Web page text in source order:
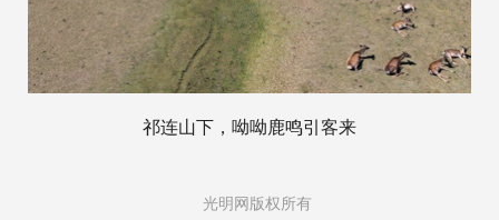
祁连山下，呦呦鹿鸣引客来
光明网版权所有